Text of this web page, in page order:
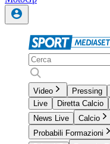
Video Pressing
Live
Diretta Calcio
News Live
Calcio
Probabili Formazioni